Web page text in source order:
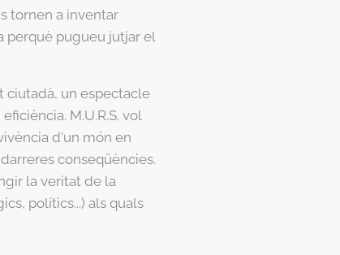
tornen a inventar
perquè pugueu jutjar el
ciutadà, un espectacle
M.U.R.S. vol
d'un món en
conseqüències.
la veritat de la
polítics...) als quals